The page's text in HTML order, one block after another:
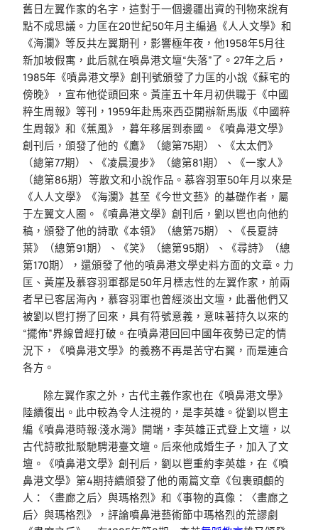
舊日左翼作家的名字，這對于一個邊疆出資的刊物來說有
點不成思議。力匡在20世紀50年月主編過《人人文學》和
《海瀾》等反共左翼期刊，影響極年夜，他1958年5月往
新加坡假寓，此后就在噴鼻港文壇“失落”了。27年之后，
1985年《噴鼻港文學》創刊號頒發了力匡的小說《蘇宅的
傍晚》，宣布他從頭回來。黃崖五十年月初供職于《中國
粹生周報》等刊，1959年赴馬來西亞開辦新馬版《中國粹
生周報》和《蕉風》，暮年移居到泰國。《噴鼻港文學》
創刊后，頒發了他的《鷹》（總第75期）、《太太們》
（總第77期）、《凌晨漫步》（總第81期）、《一家人》
（總第86期）等散文和小說作品。慕容羽軍50年月以來是
《人人文學》《海瀾》甚至《今世文藝》的基礎作者，屬
于左翼文人圈。《噴鼻港文學》創刊后，劉以鬯也向他約
稿，頒發了他的詩歌《本領》（總第75期）、《長夏詩
葉》（總第91期）、《笑》（總第95期）、《尋詩》（總
第170期），還頒發了他的噴鼻港文學史料方面的文章。力
匡、黃崖及慕容羽軍都是50年月標志性的左翼作家，前兩
者早已客居海內，慕容羽軍也曾經淡出文壇，此番他們又
被劉以鬯打撈了回來，具有符號意義，意味著持久以來的
“擺佈”界線曾經打破。在噴鼻港回回中國年夜勢已定的情
況下，《噴鼻港文學》的義務不再是苦守右翼，而是連合
各方。
除左翼作家之外，古代主義作家也在《噴鼻港文學》
陸續復出。此中較為令人注視的，是李英雄。從劉以鬯主
編《噴鼻港時報·淺水灣》開端，李英雄正式登上文壇，以
古代詩歌批駁馳騁港臺文壇。后來他成婚生子，加入了文
壇。《噴鼻港文學》創刊后，劉以鬯重約李英雄，在《噴
鼻港文學》第4期持續頒發了他的兩篇文章《包裹頭顱的
人：〈畫廊之后〉與瑪格烈》和《事物的真像：〈畫廊之
后〉與瑪格烈》，評論噴鼻港藝術節中瑪格烈的荒謬劇